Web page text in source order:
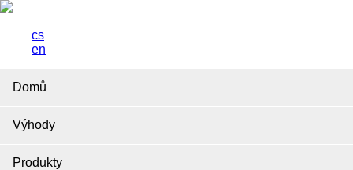
cs
en
Domů
Výhody
Produkty